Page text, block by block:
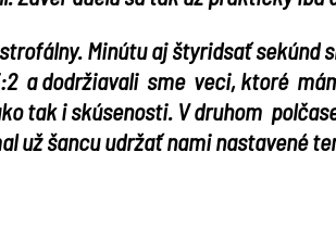
Minútu aj štyridsať sekúnd
a dodržiavali sme veci, ktoré
tak i skúsenosti. V druhom
už šancu udržať nami nastavené